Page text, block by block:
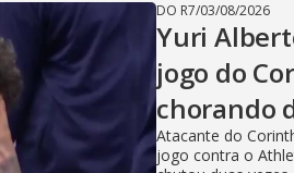
DO R7/03/08/2026
Yuri
jogo do
chorando
Atacante do
jogo contra o